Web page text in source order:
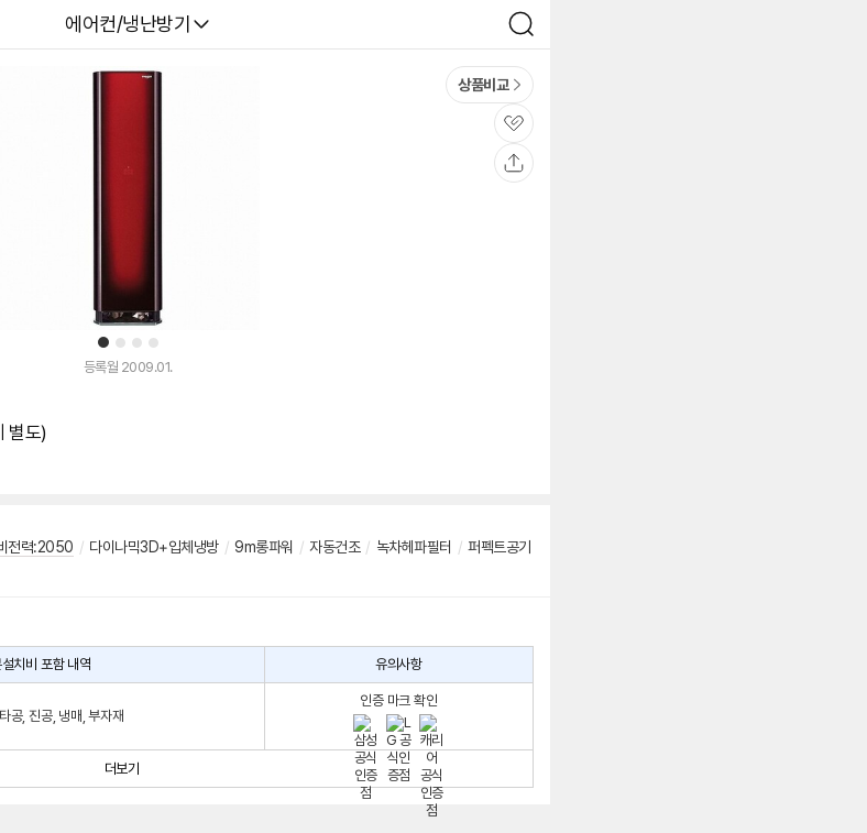
다나와
에어컨/냉난방기
검
색
1 2 3 4
상품비교
관
심
등록월 2009.01.
별도)
전력:2050 / 다이나믹3D+입체냉방 / 9m롱파워 / 자동건조 / 녹차헤파필터 / 퍼펙트공기
치비 포함 내역 유의사항
공, 진공, 냉매, 부자재
인증 마크 확인
더보기